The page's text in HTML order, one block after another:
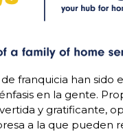
franquicia han
en la gente.
y gratificante,
a la que pueden